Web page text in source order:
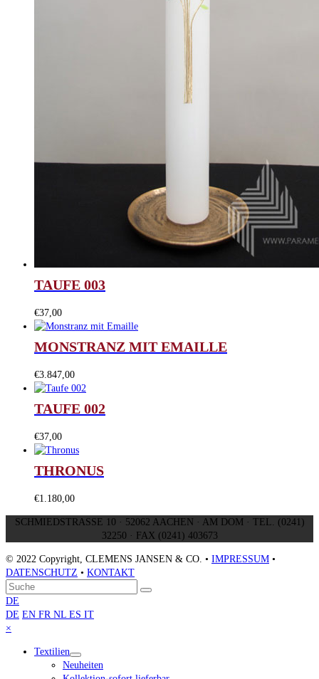
TAUFE 003
€37,00
MONSTRANZ MIT EMAILLE
€3.847,00
TAUFE 002
€37,00
THRONUS
€1.180,00
SCHMIEDSTRASSE 10 · 52062 AACHEN · AM DOM · TEL. (0241)
32250 · FAX (0241) 403673
© 2022 Copyright, CLEMENS JANSEN & CO. • IMPRESSUM •
DATENSCHUTZ • KONTAKT
An
den
Anfang
scrollen
Suche
Senden
DE
DE EN FR NL ES IT
×
menu
Textilien
Neuheiten